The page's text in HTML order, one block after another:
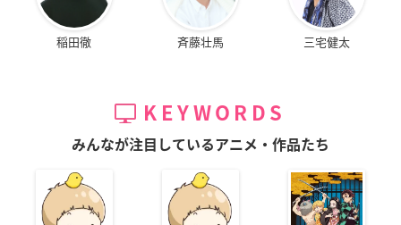
稲田徹 斉藤壮馬 三宅健太
KEYWORDS
みんなが注目しているアニメ・作品たち